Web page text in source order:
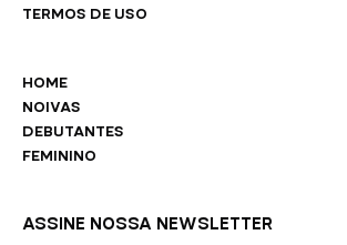
TERMOS DE USO
HOME
NOIVAS
DEBUTANTES
FEMININO
ASSINE NOSSA NEWSLETTER